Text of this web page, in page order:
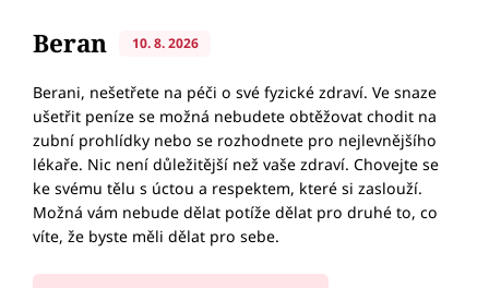
Beran 10. 8. 2026
Berani, nešetřete na péči o své fyzické zdraví. Ve snaze
ušetřit peníze se možná nebudete obtěžovat chodit na
zubní prohlídky nebo se rozhodnete pro nejlevnějšího
lékaře. Nic není důležitější než vaše zdraví. Chovejte se
ke svému tělu s úctou a respektem, které si zaslouží.
Možná vám nebude dělat potíže dělat pro druhé to, co
víte, že byste měli dělat pro sebe.